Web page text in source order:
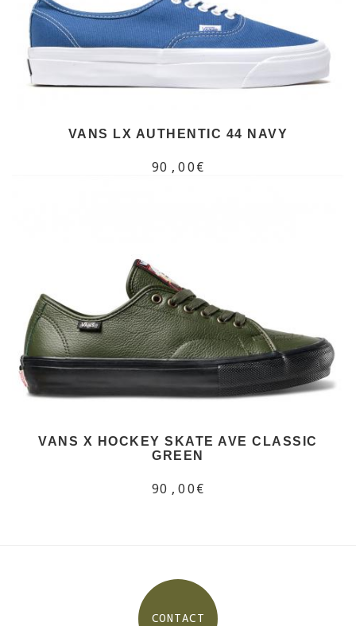
VANS LX AUTHENTIC 44 NAVY
90,00€
VANS X HOCKEY SKATE AVE CLASSIC
GREEN
90,00€
CONTACT